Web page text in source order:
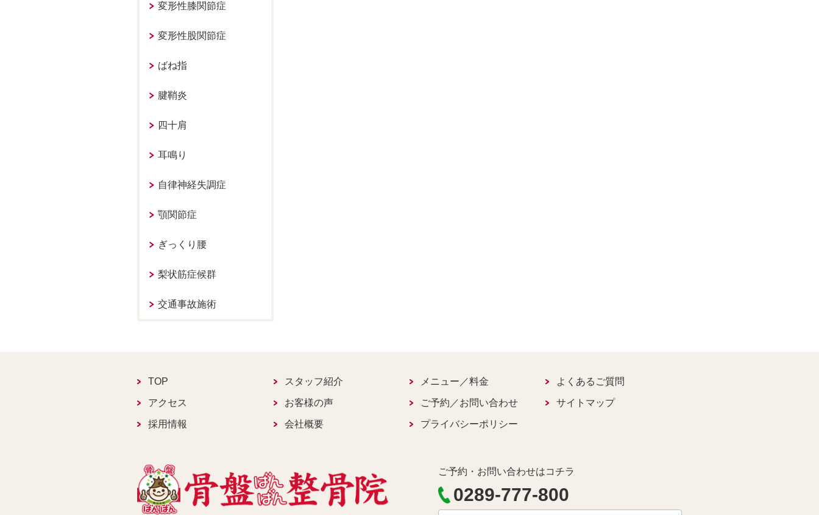
変形性膝関節症
変形性股関節症
ばね指
腱鞘炎
四十肩
耳鳴り
自律神経失調症
顎関節症
ぎっくり腰
梨状筋症候群
交通事故施術
TOP スタッフ紹介 メニュー／料金 よくあるご質問
アクセス お客様の声 ご予約／お問い合わせ サイトマップ
採用情報 会社概要 プライバシーポリシー
ご予約・お問い合わせはコチラ
0289-777-800